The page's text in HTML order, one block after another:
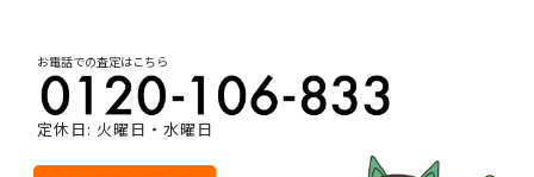
お電話での査定はこちら
定休日: 火曜日・水曜日